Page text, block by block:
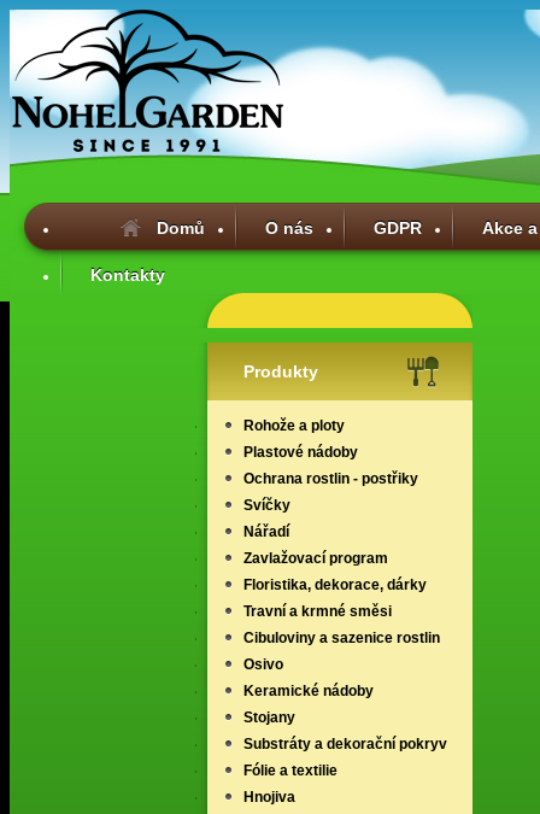
Domů O nás GDPR Akce
Kontakty
Produkty
Rohože a ploty
Plastové nádoby
Ochrana rostlin - postřiky
Svíčky
Nářadí
Zavlažovací program
Floristika, dekorace, dárky
Travní a krmné směsi
Cibuloviny a sazenice rostlin
Osivo
Keramické nádoby
Stojany
Substráty a dekorační pokryv
Fólie a textilie
Hnojiva